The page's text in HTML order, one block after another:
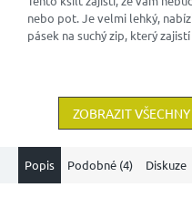
z
5
hvězdiček.
nebo pot. Je velmi lehký,
pásek na suchý zip, který
ZOBRAZIT
Popis Podobné (4) Diskuze